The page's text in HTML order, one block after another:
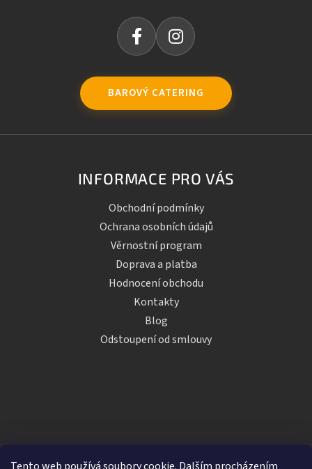
BAROVÝ CATERING
INFORMACE PRO VÁS
Obchodní podmínky
Ochrana osobních údajů
Věrnostní program
Doprava a platba
Hodnocení obchodu
Kontakty
Blog
Odstoupení od smlouvy